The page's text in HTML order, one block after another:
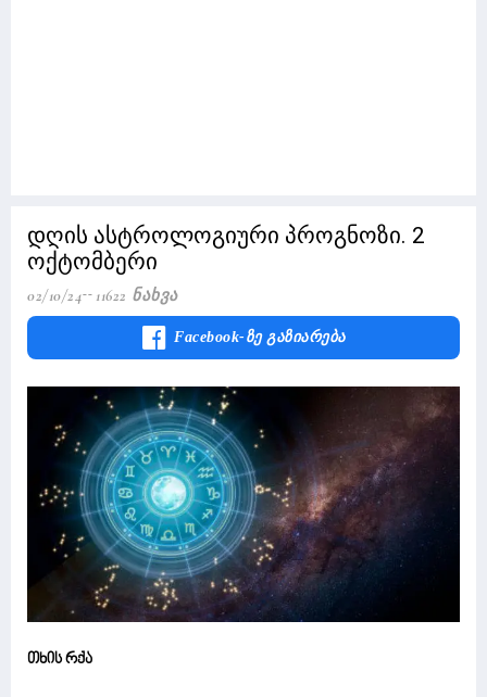
დღის ასტროლოგიური პროგნოზი. 2
ოქტომბერი
02/10/24 11622 Ნახვა
Facebook-Ზე Გაზიარება
თხის რქა